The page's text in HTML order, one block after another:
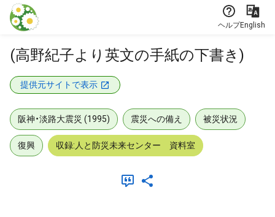
本文に飛ぶ
ヘルプEnglish
(高野紀子より英文の手紙の下書き)
提供元サイトで表示
阪神・淡路大震災 (1995) 震災への備え 被災状況
復興 収録:人と防災未来センター 資料室